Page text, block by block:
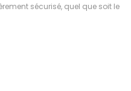
sécurisé, quel que soit le